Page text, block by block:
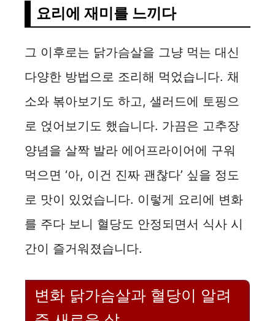
요리에 재미를 느끼다
그 이후로는 닭가슴살을 그냥 먹는 대신
다양한 방법으로 조리해 먹었습니다. 채
소와 볶아보기도 하고, 샐러드에 토핑으
로 얹어보기도 했습니다. 가끔은 고추장
양념을 살짝 발라 에어프라이어에 구워
먹으면 ‘아, 이건 진짜 괜찮다’ 싶을 정도
로 맛이 있었습니다. 이렇게 요리에 변화
를 주다 보니 혈당도 안정되면서 식사 시
간이 즐거워졌습니다.
변화 닭가슴살과 혈당이 알려